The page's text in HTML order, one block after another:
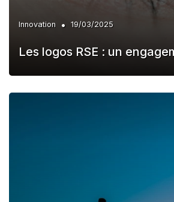
Innovation • 19/03/2025
Les logos RSE : un